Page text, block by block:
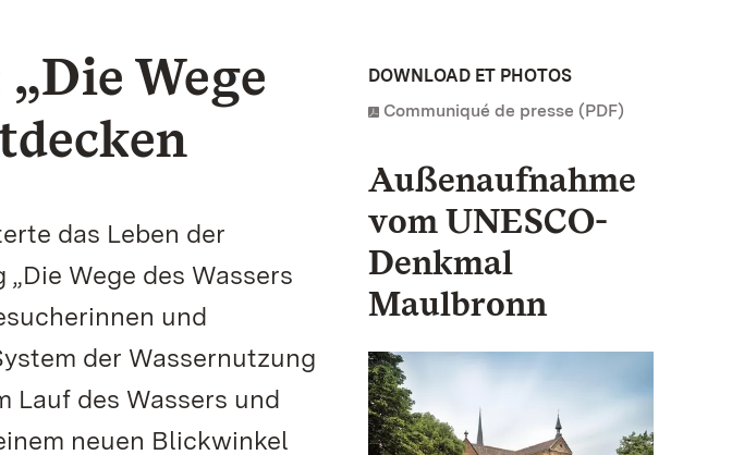
Wege
das Leben der
Wege des Wassers
und
der Wassernutzung
Lauf des Wassers und
neuen Blickwinkel
DOWNLOAD ET PHOTOS
Communiqué de presse (PDF)
Außenaufnahme
vom UNESCO-
Denkmal
Maulbronn